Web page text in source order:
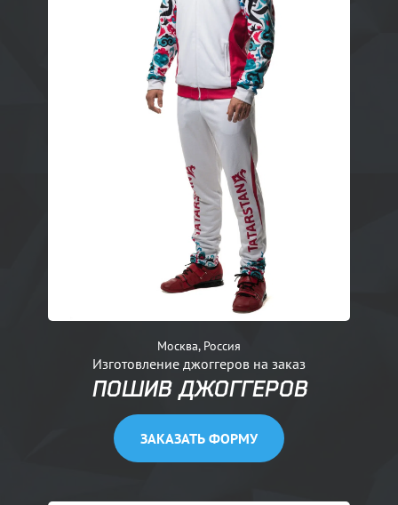
Москва, Россия
Изготовление джоггеров на заказ
ПОШИВ ДЖОГГЕРОВ
ЗАКАЗАТЬ ФОРМУ